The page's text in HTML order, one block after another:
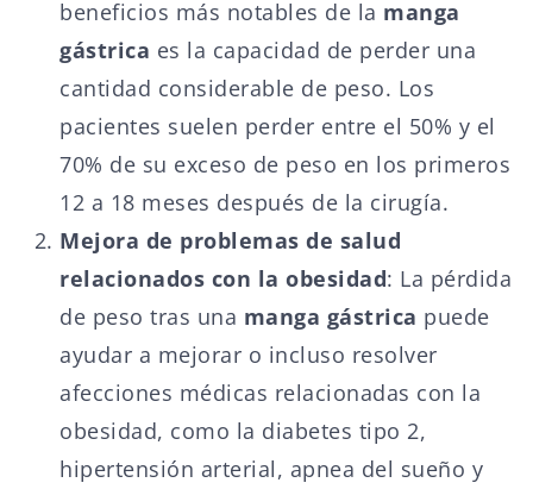
beneficios más notables de la manga
gástrica es la capacidad de perder una
cantidad considerable de peso. Los
pacientes suelen perder entre el 50% y el
70% de su exceso de peso en los primeros
12 a 18 meses después de la cirugía.
Mejora de problemas de salud
relacionados con la obesidad: La pérdida
de peso tras una manga gástrica puede
ayudar a mejorar o incluso resolver
afecciones médicas relacionadas con la
obesidad, como la diabetes tipo 2,
hipertensión arterial, apnea del sueño y